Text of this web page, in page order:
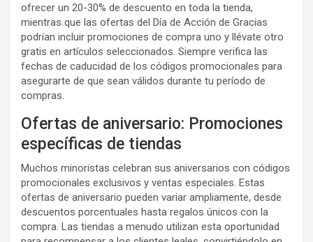
ofrecer un 20-30% de descuento en toda la tienda,
mientras que las ofertas del Día de Acción de Gracias
podrían incluir promociones de compra uno y llévate otro
gratis en artículos seleccionados. Siempre verifica las
fechas de caducidad de los códigos promocionales para
asegurarte de que sean válidos durante tu período de
compras.
Ofertas de aniversario: Promociones
específicas de tiendas
Muchos minoristas celebran sus aniversarios con códigos
promocionales exclusivos y ventas especiales. Estas
ofertas de aniversario pueden variar ampliamente, desde
descuentos porcentuales hasta regalos únicos con la
compra. Las tiendas a menudo utilizan esta oportunidad